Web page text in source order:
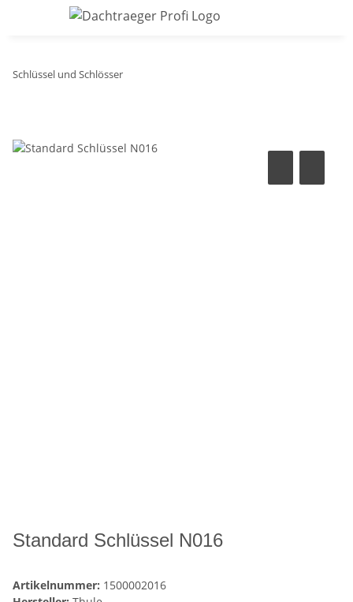
Schlüssel und Schlösser
Standard Schlüssel N016
Artikelnummer: 1500002016